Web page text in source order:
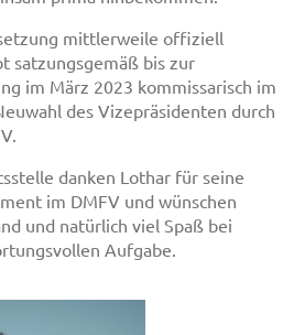
mittlerweile offiziell
satzungsgemäß bis zur
im März 2023 kommissarisch im
des Vizepräsidenten durch
danken Lothar für seine
im DMFV und wünschen
und natürlich viel Spaß bei
Aufgabe.